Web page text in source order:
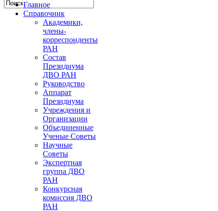
Главное
Справочник
Академики,
члены-
корреспонденты
РАН
Состав
Президиума
ДВО РАН
Руководство
Аппарат
Президиума
Учреждения и
Организации
Объединенные
Ученые Советы
Научные
Советы
Экспертная
группа ДВО
РАН
Конкурсная
комиссия ДВО
РАН